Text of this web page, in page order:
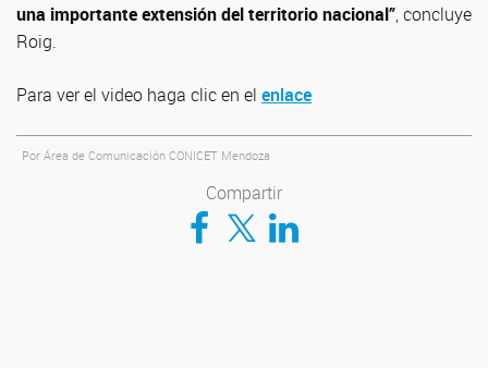
una importante extensión del territorio nacional”, concluye
Roig.
Para ver el video haga clic en el enlace
Por Área de Comunicación CONICET Mendoza
Compartir
Compartir en Facebook
Compartir en TwitterCompartir en LinkedIn